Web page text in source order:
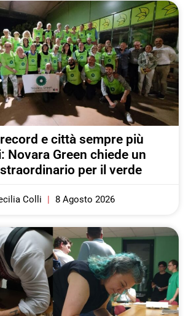
e città sempre più
Novara Green chiede un
per il verde
Colli 8 Agosto 2026